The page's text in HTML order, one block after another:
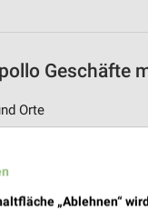
Geschäfte
Orte
Ravensburg-Südstadt,
„Ablehnen“